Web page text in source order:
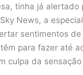
tinha já
News, a
sentimentos
para fazer até
culpa da